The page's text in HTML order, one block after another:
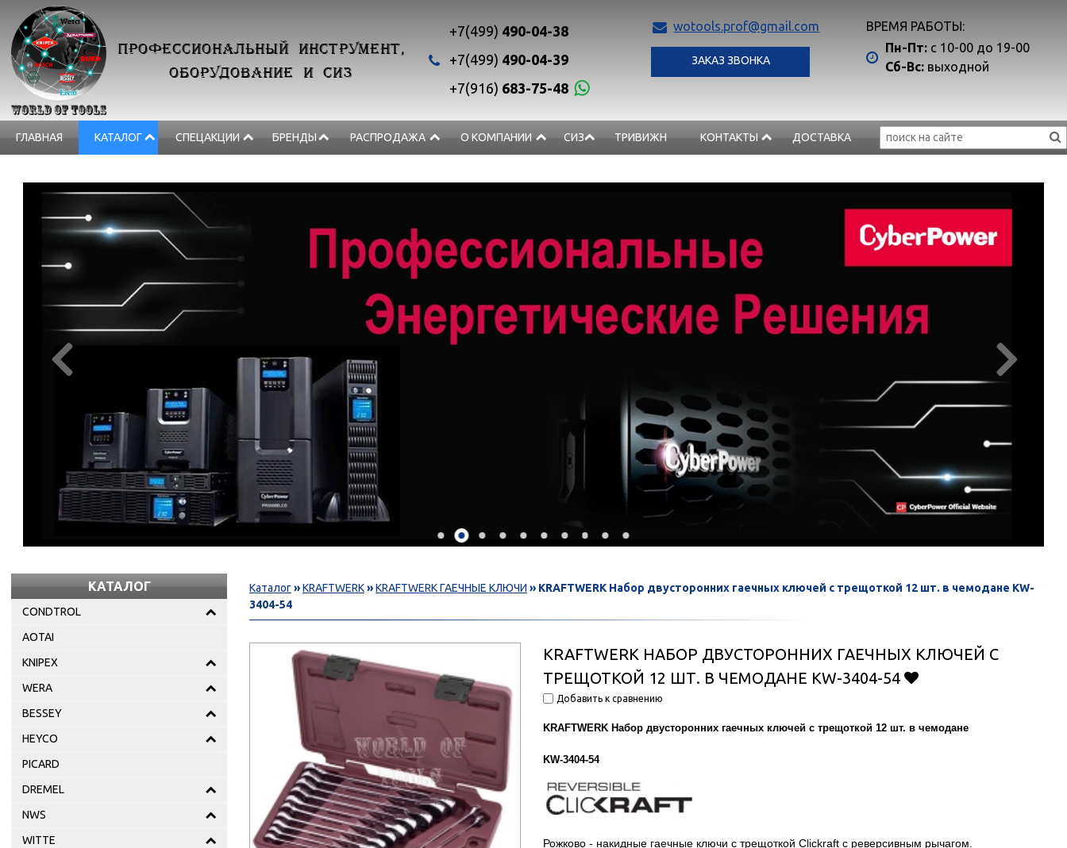
ПРОФЕССИОНАЛЬНЫЙ ИНСТРУМЕНТ,
ОБОРУДОВАНИЕ И СИЗ
+7(499) 490-04-38
+7(499) 490-04-39
+7(916) 683-75-48
wotools.prof@gmail.com
ЗАКАЗ ЗВОНКА
ВРЕМЯ РАБОТЫ:
Пн-Пт: с 10-00 до 19-00
Сб-Вс: выходной
ГЛАВНАЯ КАТАЛОГ СПЕЦАКЦИИ БРЕНДЫ РАСПРОДАЖА О КОМПАНИИ СИЗ ТРИВИЖН КОНТАКТЫ ДОСТАВКА
 
КАТАЛОГ
CONDTROL
AOTAI
KNIPEX
WERA
BESSEY
HEYCO
PICARD
DREMEL
NWS
WITTE
Каталог»KRAFTWERK»KRAFTWERK ГАЕЧНЫЕ КЛЮЧИ » KRAFTWERK Набор двусторонних гаечных ключей с трещоткой 12 шт. в чемодане KW-
3404-54
KRAFTWERK НАБОР ДВУСТОРОННИХ ГАЕЧНЫХ КЛЮЧЕЙ С
ТРЕЩОТКОЙ 12 ШТ. В ЧЕМОДАНЕ KW-3404-54
Добавить к сравнению
KRAFTWERK Набор двусторонних гаечных ключей с трещоткой 12 шт. в чемодане
KW-3404-54
Рожково - накидные гаечные ключи с трещоткой Clickraft с реверсивным рычагом.